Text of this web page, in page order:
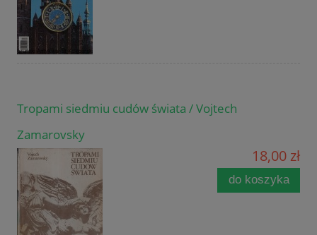
Tropami siedmiu cudów świata / Vojtech
Zamarovsky
18,00 zł
do koszyka